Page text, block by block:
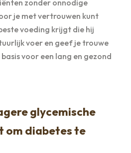
zonder onnodige
je met vertrouwen kunt
voeding krijgt die hij
voer en geef je trouwe
voor een lang en gezond
glycemische
om diabetes te